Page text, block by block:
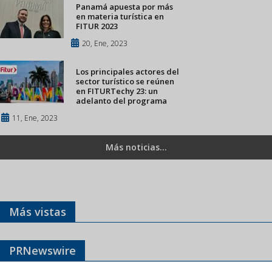
Panamá apuesta por más
en materia turística en
FITUR 2023
20, Ene, 2023
Los principales actores del
sector turístico se reúnen
en FITURTechy 23: un
adelanto del programa
11, Ene, 2023
Más noticias...
Más vistas
PRNewswire